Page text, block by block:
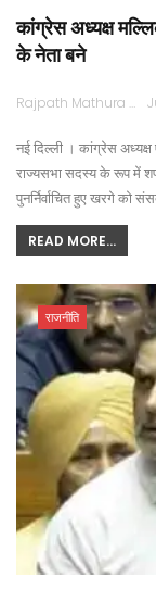
कांग्रेस अध्यक्ष
के नेता बने
Rajpath Mathura
नई दिल्ली । कांग्रेस अध्यक्ष
राज्यसभा सदस्य के रूप में
पुनर्निर्वाचित हुए खरगे को
READ MORE...
राजनीति